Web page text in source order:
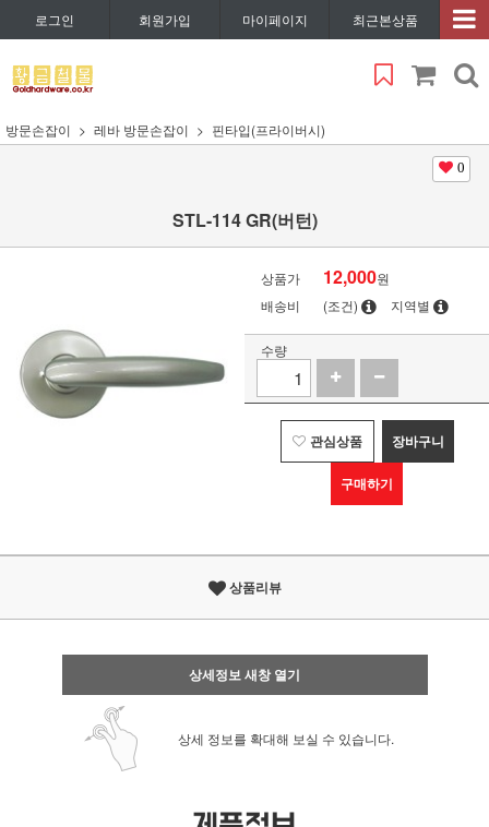
로그인 회원가입 마이페이지 최근본상품
방문손잡이 레바 방문손잡이 핀타입(프라이버시)
0
STL-114 GR(버턴)
상품가 12,000원
배송비
(조건) 지역별
수량
관심상품 장바구니
구매하기
상품리뷰
상세정보 새창 열기
상세 정보를 확대해 보실 수 있습니다.